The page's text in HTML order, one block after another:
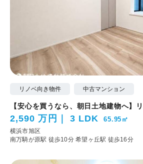
リノベ向き物件 中古マンション
【安心を買うなら、朝日土地建物へ】
2,590 万円 3 LDK 65.95㎡
横浜市旭区
南万騎が原駅 徒歩10分希望ヶ丘駅 徒歩16分